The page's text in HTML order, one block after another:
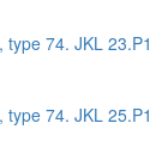
74. JKL 23.P1
74. JKL 25.P1